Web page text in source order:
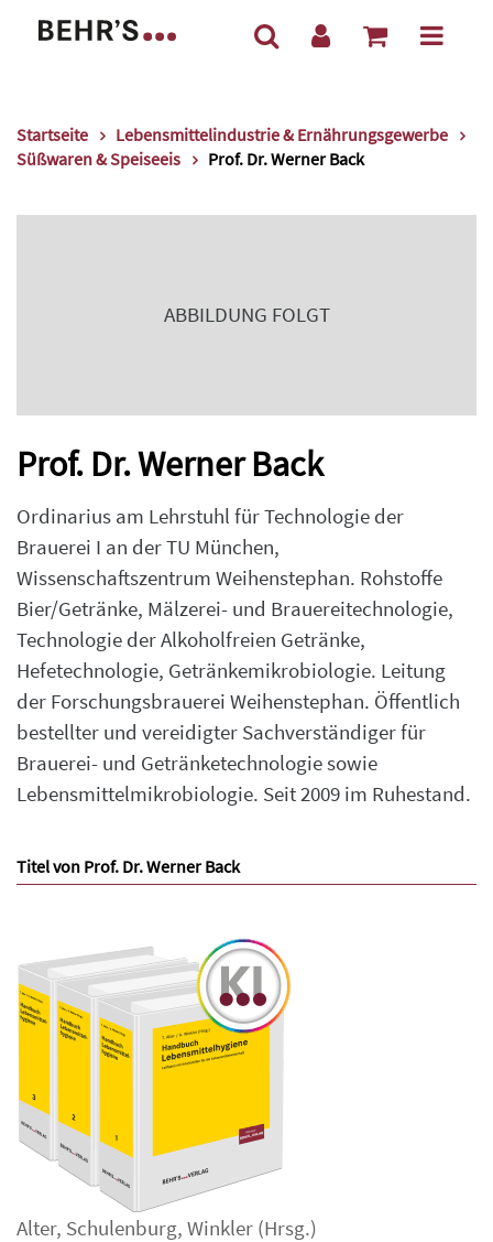
Startseite
Lebensmittelindustrie & Ernährungsgewerbe
Süßwaren & Speiseeis
Prof. Dr. Werner Back
ABBILDUNG FOLGT
Prof. Dr. Werner Back
Ordinarius am Lehrstuhl für Technologie der
Brauerei I an der TU München,
Wissenschaftszentrum Weihenstephan. Rohstoffe
Bier/Getränke, Mälzerei- und Brauereitechnologie,
Technologie der Alkoholfreien Getränke,
Hefetechnologie, Getränkemikrobiologie. Leitung
der Forschungsbrauerei Weihenstephan. Öffentlich
bestellter und vereidigter Sachverständiger für
Brauerei- und Getränketechnologie sowie
Lebensmittelmikrobiologie. Seit 2009 im Ruhestand.
Titel von Prof. Dr. Werner Back
Alter, Schulenburg, Winkler (Hrsg.)